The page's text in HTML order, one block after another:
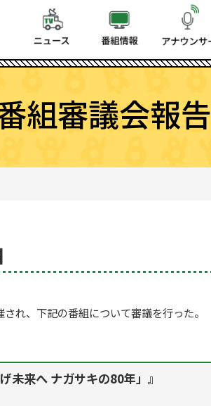
組審議会報告
れ、下記の番組について審議を行った。
来へ ナガサキの80年」』